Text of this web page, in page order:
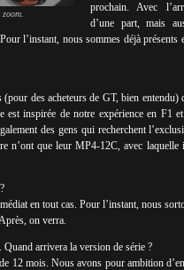
prochain. Avec
d’une part, mais
l’instant, nous sommes déjà présents
des acheteurs de GT, bien
inspirée de notre expérience en F1
des gens qui recherchent
n’ont que leur MP4-12C, avec
en tout cas. Pour l’instant, nous
on verra.
arrivera la version de série ?
12 mois. Nous avons pour ambition